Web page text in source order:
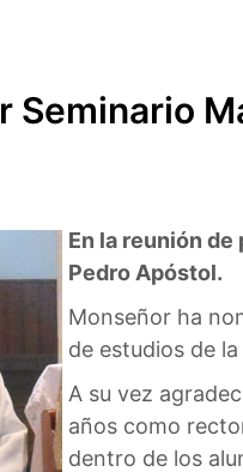
Seminario
En la reunión
Pedro Apóstol.
Monseñor ha
de estudios de
A su vez
años como
dentro de los